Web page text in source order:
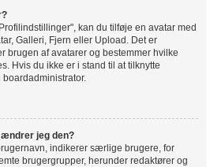
kan du tilføje en avatar med
Galleri, Fjern eller Upload. Det er
brugen af avatarer og bestemmer hvilke
Hvis du ikke er i stand til at tilknytte
boardadministrator.
ændrer jeg den?
indikerer særlige brugere, for
brugergrupper, herunder redaktører og